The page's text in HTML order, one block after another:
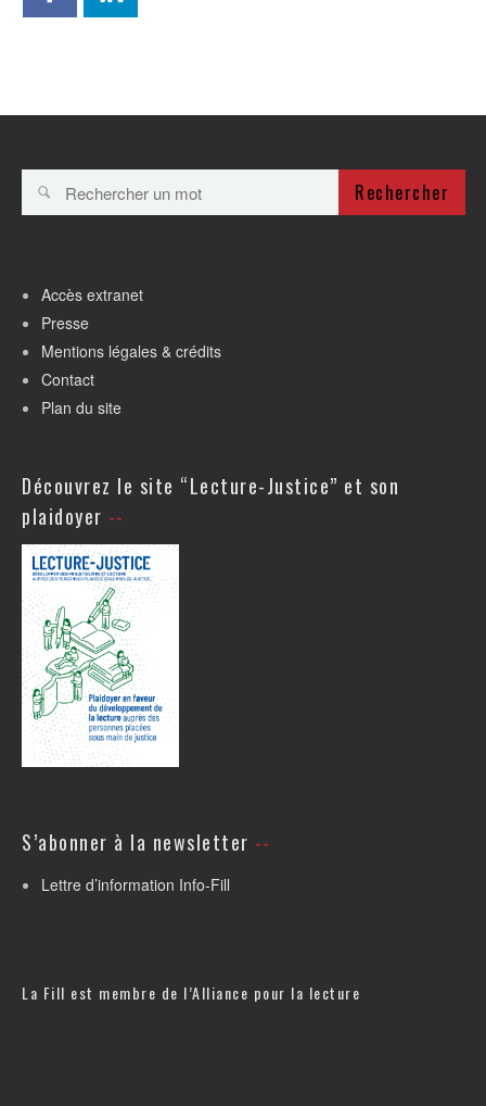
Rechercher
Accès extranet
Presse
Mentions légales & crédits
Contact
Plan du site
Découvrez le site “Lecture-Justice” et son
plaidoyer
S’abonner à la newsletter
Lettre d’information Info-Fill
La Fill est membre de l’Alliance pour la lecture